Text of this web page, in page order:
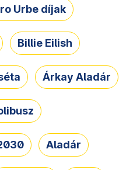
Urbe díjak
Billie Eilish
Árkay Aladár
Aladár